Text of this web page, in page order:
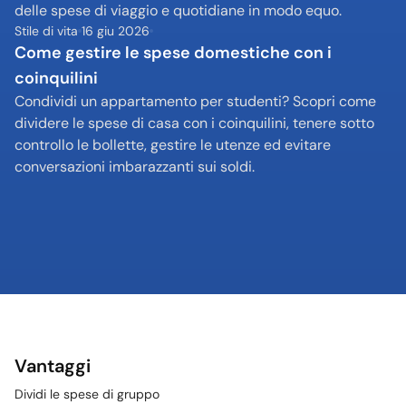
delle spese di viaggio e quotidiane in modo equo.
Stile di vita 16 giu 2026
Come gestire le spese domestiche con i
coinquilini
Condividi un appartamento per studenti? Scopri come
dividere le spese di casa con i coinquilini, tenere sotto
controllo le bollette, gestire le utenze ed evitare
conversazioni imbarazzanti sui soldi.
Vantaggi
Dividi le spese di gruppo